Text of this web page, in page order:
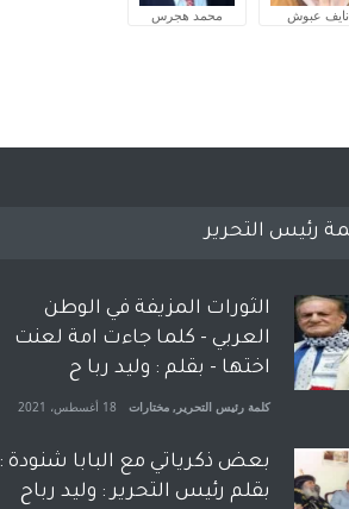
نايف عبوش محمد هجرس
رئيس التحرير
الثورات المزيفة في الوطن
العربي - كلما جاءت امة لعنت
اختها - بقلم : وليد ربا ح
كلمة رئيس التحرير , مختارات 18 أغسطس، 2021
بعض ذكرياتي مع البابا شنودة :
بقلم رئيس التحرير : وليد رباح